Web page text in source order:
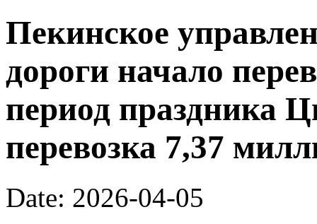
Пекинское
дороги начало
период праздника
перевозка 7,37
Date: 2026-04-05